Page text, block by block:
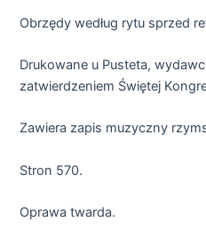
Obrzędy według rytu sprzed
Drukowane u Pusteta,
zatwierdzeniem Świętej
Zawiera zapis muzyczny
Stron 570.
Oprawa twarda.